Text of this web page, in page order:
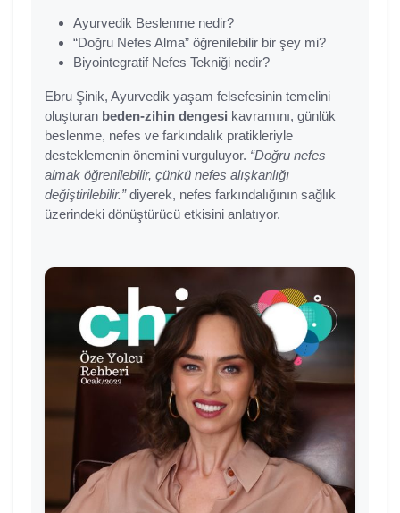
Ayurvedik Beslenme nedir?
“Doğru Nefes Alma” öğrenilebilir bir şey mi?
Biyointegratif Nefes Tekniği nedir?
Ebru Şinik, Ayurvedik yaşam felsefesinin temelini
oluşturan beden-zihin dengesi kavramını, günlük
beslenme, nefes ve farkındalık pratikleriyle
desteklemenin önemini vurguluyor. “Doğru nefes
almak öğrenilebilir, çünkü nefes alışkanlığı
değiştirilebilir.”diyerek, nefes farkındalığının sağlık
üzerindeki dönüştürücü etkisini anlatıyor.